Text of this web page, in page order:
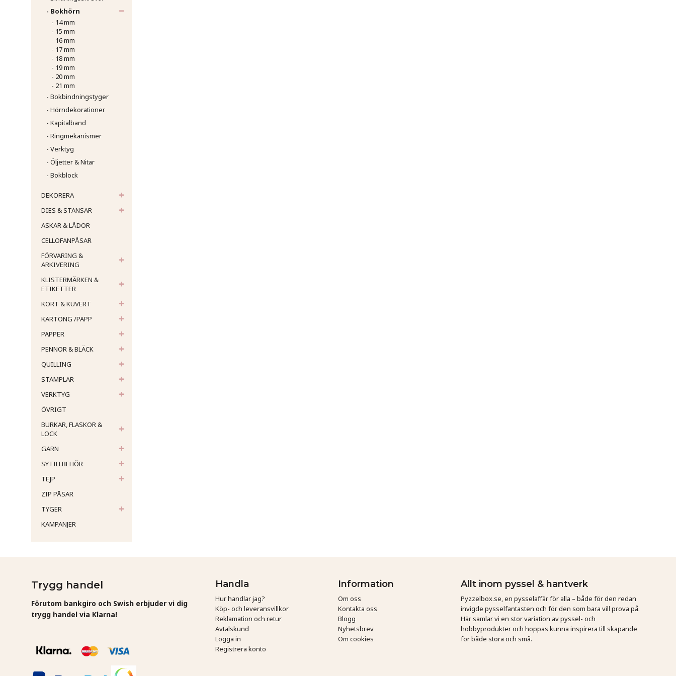
- Bokhörn
- 14 mm
- 15 mm
- 16 mm
- 17 mm
- 18 mm
- 19 mm
- 20 mm
- 21 mm
- Bokbindningstyger
- Hörndekorationer
- Kapitälband
- Ringmekanismer
- Verktyg
- Öljetter & Nitar
- Bokblock
DEKORERA
DIES & STANSAR
ASKAR & LÅDOR
CELLOFANPÅSAR
FÖRVARING &
ARKIVERING
KLISTERMÄRKEN &
ETIKETTER
KORT & KUVERT
KARTONG /PAPP
PAPPER
PENNOR & BLÄCK
QUILLING
STÄMPLAR
VERKTYG
ÖVRIGT
BURKAR, FLASKOR &
LOCK
GARN
SYTILLBEHÖR
TEJP
ZIP PÅSAR
TYGER
KAMPANJER
Trygg handel
Förutom bankgiro och Swish erbjuder vi dig
trygg handel via Klarna!
Handla
Hur handlar jag?
Köp- och leveransvillkor
Reklamation och retur
Avtalskund
Logga in
Registrera konto
Information
Om oss
Kontakta oss
Blogg
Nyhetsbrev
Om cookies
Allt inom pyssel & hantverk
Pyzzelbox.se, en pysselaffär för alla – både för den redan
invigde pysselfantasten och för den som bara vill prova på.
Här samlar vi en stor variation av pyssel- och
hobbyprodukter och hoppas kunna inspirera till skapande
för både stora och små.